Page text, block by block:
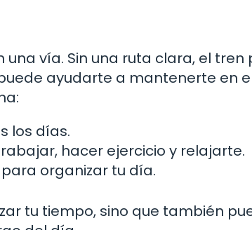
vía. Sin una ruta clara, el tren
ayudarte a mantenerte en
los días.
hacer ejercicio y relajarte.
organizar tu día.
tu tiempo, sino que también